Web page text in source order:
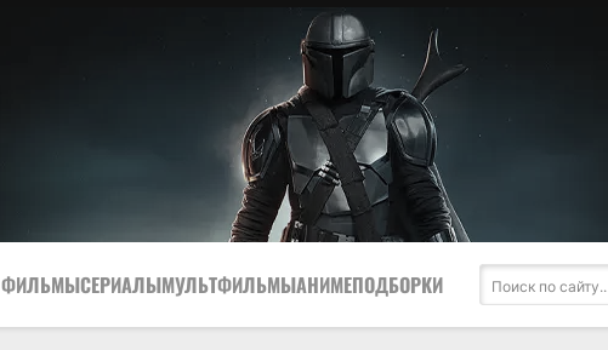
ФИЛЬМЫСЕРИАЛЫМУЛЬТФИЛЬМЫАНИМЕПОДБОРКИ